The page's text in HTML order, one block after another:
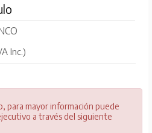
Inc.)
para mayor información puede
a través del siguiente